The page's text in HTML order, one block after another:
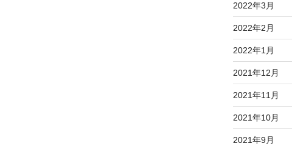
2022年3月
2022年2月
2022年1月
2021年12月
2021年11月
2021年10月
2021年9月